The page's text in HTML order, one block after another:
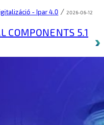
- Ipar 4.0 / 2026-06-12
COMPONENTS 5.1